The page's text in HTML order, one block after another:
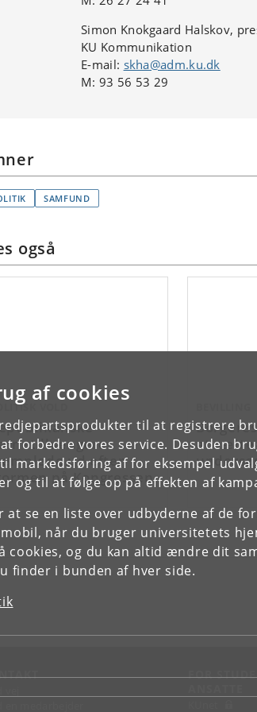
af cookies
til at registrere
forbedre vores service. Desuden
markedsføring af for eksempel
og til at følge op på effekten af
at se en liste over udbyderne af de
når du bruger universitetets
cookies, og du kan altid ændre dit
finder i bunden af hver side.
Simon Knokgaard Halskov,
KU Kommunikation
E-mail: skha@adm.ku.dk
M: 93 56 53 29
SAMFUND
også
VOLD
ud efter
på Kongressen
at sætte
FOR